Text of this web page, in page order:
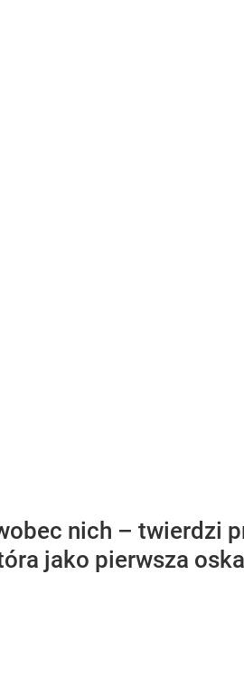
nich – twierdzi
jako pierwsza